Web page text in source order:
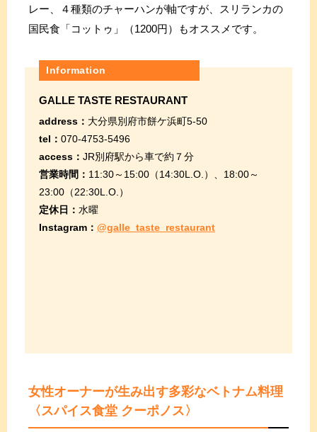
レー、４種類のチャーハンが軸ですが、スリランカの
国民食「コットゥ」（1200円）もオススメです。
Information
GALLE TASTE RESTAURANT
address： 大分県別府市餅ケ浜町5-50
tel： 070-4753-5496
access： JR別府駅から車で約７分
営業時間： 11:30～15:00（14:30L.O.）、18:00～
23:00（22:30L.O.）
定休日： 水曜
Instagram： @galle_taste_restaurant
女性オーナーが生み出す多彩なベトナム料理
〈スパイス食堂 クーポノス〉